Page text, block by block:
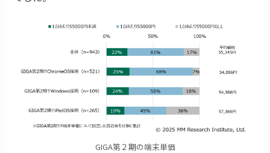
GIGA第２期の端末単価